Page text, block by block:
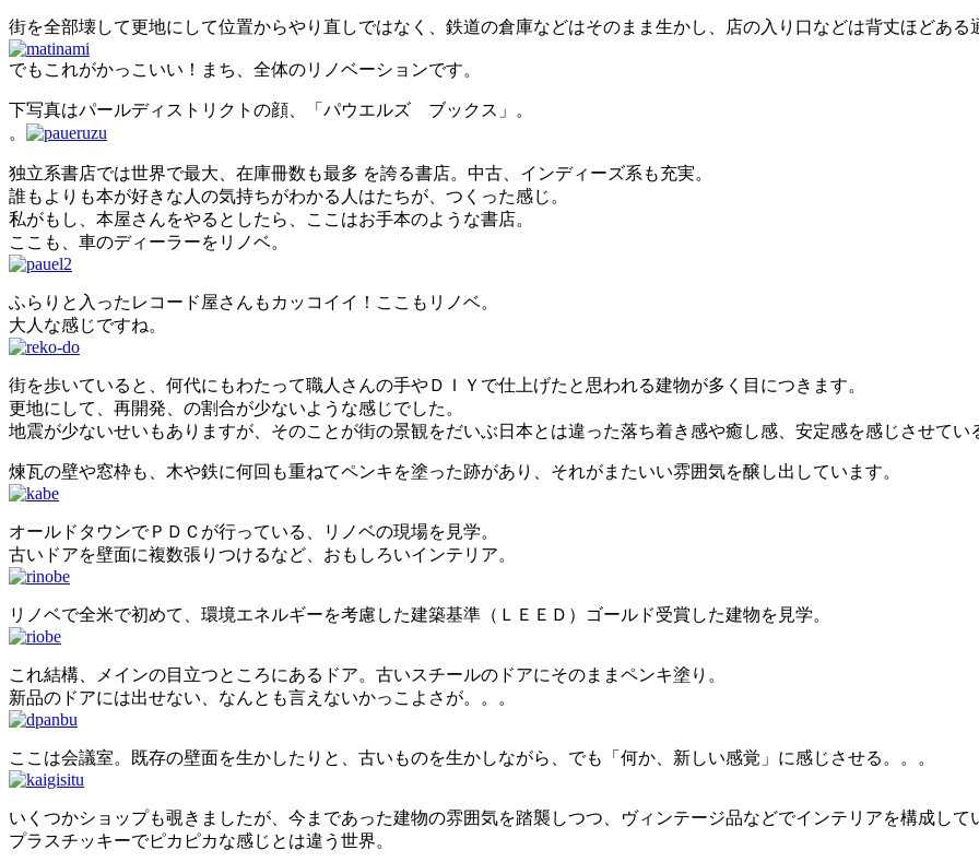
街を全部壊して更地にして位置からやり直しではなく、鉄道の倉庫などはそのまま生かし、店の入り口などは背丈ほどある
でもこれがかっこいい！まち、全体のリノベーションです。
下写真はパールディストリクトの顔、「パウエルズ ブックス」。
。
独立系書店では世界で最大、在庫冊数も最多 を誇る書店。中古、インディーズ系も充実。
誰もよりも本が好きな人の気持ちがわかる人はたちが、つくった感じ。
私がもし、本屋さんをやるとしたら、ここはお手本のような書店。
ここも、車のディーラーをリノベ。
ふらりと入ったレコード屋さんもカッコイイ！ここもリノベ。
大人な感じですね。
街を歩いていると、何代にもわたって職人さんの手やＤＩＹで仕上げたと思われる建物が多く目につきます。
更地にして、再開発、の割合が少ないような感じでした。
地震が少ないせいもありますが、そのことが街の景観をだいぶ日本とは違った落ち着き感や癒し感、安定感を感じさせてい
煉瓦の壁や窓枠も、木や鉄に何回も重ねてペンキを塗った跡があり、それがまたいい雰囲気を醸し出しています。
オールドタウンでＰＤＣが行っている、リノベの現場を見学。
古いドアを壁面に複数張りつけるなど、おもしろいインテリア。
リノベで全米で初めて、環境エネルギーを考慮した建築基準（ＬＥＥＤ）ゴールド受賞した建物を見学。
これ結構、メインの目立つところにあるドア。古いスチールのドアにそのままペンキ塗り。
新品のドアには出せない、なんとも言えないかっこよさが。。。
ここは会議室。既存の壁面を生かしたりと、古いものを生かしながら、でも「何か、新しい感覚」に感じさせる。。。
いくつかショップも覗きましたが、今まであった建物の雰囲気を踏襲しつつ、ヴィンテージ品などでインテリアを構成して
プラスチッキーでピカピカな感じとは違う世界。